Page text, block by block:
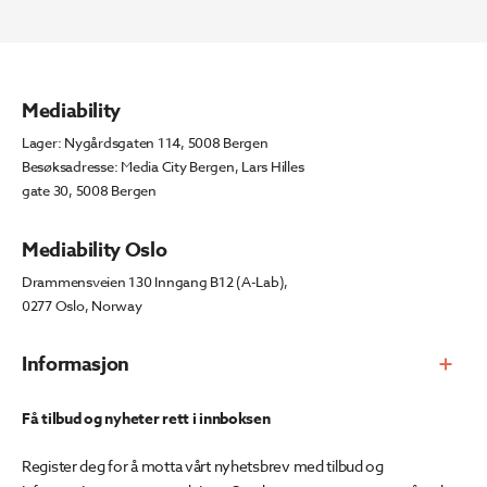
Informasjon
Mediability
Lager: Nygårdsgaten 114, 5008 Bergen
Besøksadresse: Media City Bergen, Lars Hilles
gate 30, 5008 Bergen
Mediability Oslo
Drammensveien 130 Inngang B12 (A-Lab),
0277 Oslo, Norway
Få tilbud og nyheter rett i innboksen
Register deg for å motta vårt nyhetsbrev med tilbud og